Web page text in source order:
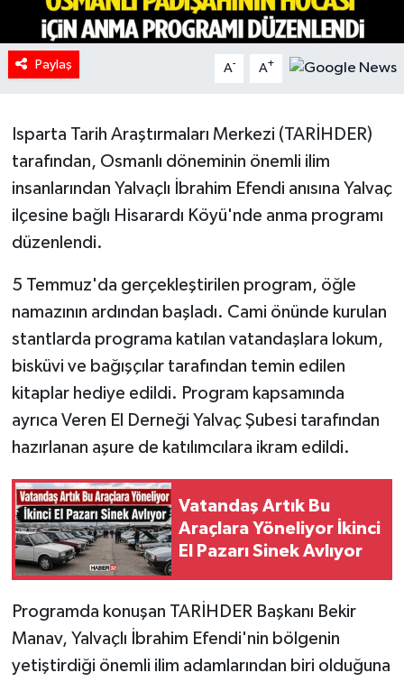
Paylaş A- A+
Isparta Tarih Araştırmaları Merkezi (TARİHDER)
tarafından, Osmanlı döneminin önemli ilim
insanlarından Yalvaçlı İbrahim Efendi anısına Yalvaç
ilçesine bağlı Hisarardı Köyü'nde anma programı
düzenlendi.
5 Temmuz'da gerçekleştirilen program, öğle
namazının ardından başladı. Cami önünde kurulan
stantlarda programa katılan vatandaşlara lokum,
bisküvi ve bağışçılar tarafından temin edilen
kitaplar hediye edildi. Program kapsamında
ayrıca Veren El Derneği Yalvaç Şubesi tarafından
hazırlanan aşure de katılımcılara ikram edildi.
Vatandaş Artık Bu
Araçlara Yöneliyor İkinci
El Pazarı Sinek Avlıyor
Programda konuşan TARİHDER Başkanı Bekir
Manav, Yalvaçlı İbrahim Efendi'nin bölgenin
yetiştirdiği önemli ilim adamlarından biri olduğuna
Oyun
POLİTİKA
Spor
Tarihi Yapılarımız
Teknoloji
Türkiye
İletişim